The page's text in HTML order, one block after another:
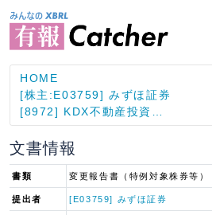
HOME
[株主:E03759] みずほ証券
[8972] KDX不動産投資…
文書情報
書類 変更報告書（特例対象株券等）
提出者 [E03759] みずほ証券